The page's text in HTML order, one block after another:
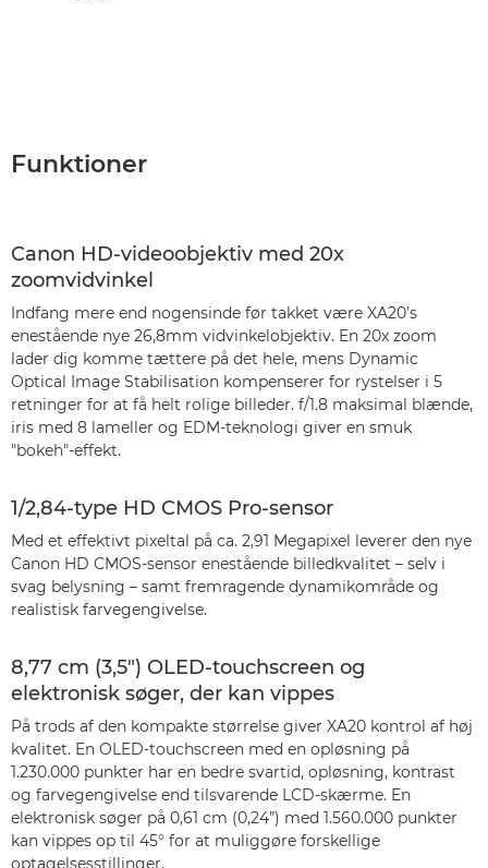
Funktioner
Canon HD-videoobjektiv med 20x
zoomvidvinkel
Indfang mere end nogensinde før takket være XA20’s
enestående nye 26,8mm vidvinkelobjektiv. En 20x zoom
lader dig komme tættere på det hele, mens Dynamic
Optical Image Stabilisation kompenserer for rystelser i 5
retninger for at få helt rolige billeder. f/1.8 maksimal blænde,
iris med 8 lameller og EDM-teknologi giver en smuk
"bokeh"-effekt.
1/2,84-type HD CMOS Pro-sensor
Med et effektivt pixeltal på ca. 2,91 Megapixel leverer den nye
Canon HD CMOS-sensor enestående billedkvalitet – selv i
svag belysning – samt fremragende dynamikområde og
realistisk farvegengivelse.
8,77 cm (3,5") OLED-touchscreen og
elektronisk søger, der kan vippes
På trods af den kompakte størrelse giver XA20 kontrol af høj
kvalitet. En OLED-touchscreen med en opløsning på
1.230.000 punkter har en bedre svartid, opløsning, kontrast
og farvegengivelse end tilsvarende LCD-skærme. En
elektronisk søger på 0,61 cm (0,24”) med 1.560.000 punkter
kan vippes op til 45° for at muliggøre forskellige
optagelsesstillinger.